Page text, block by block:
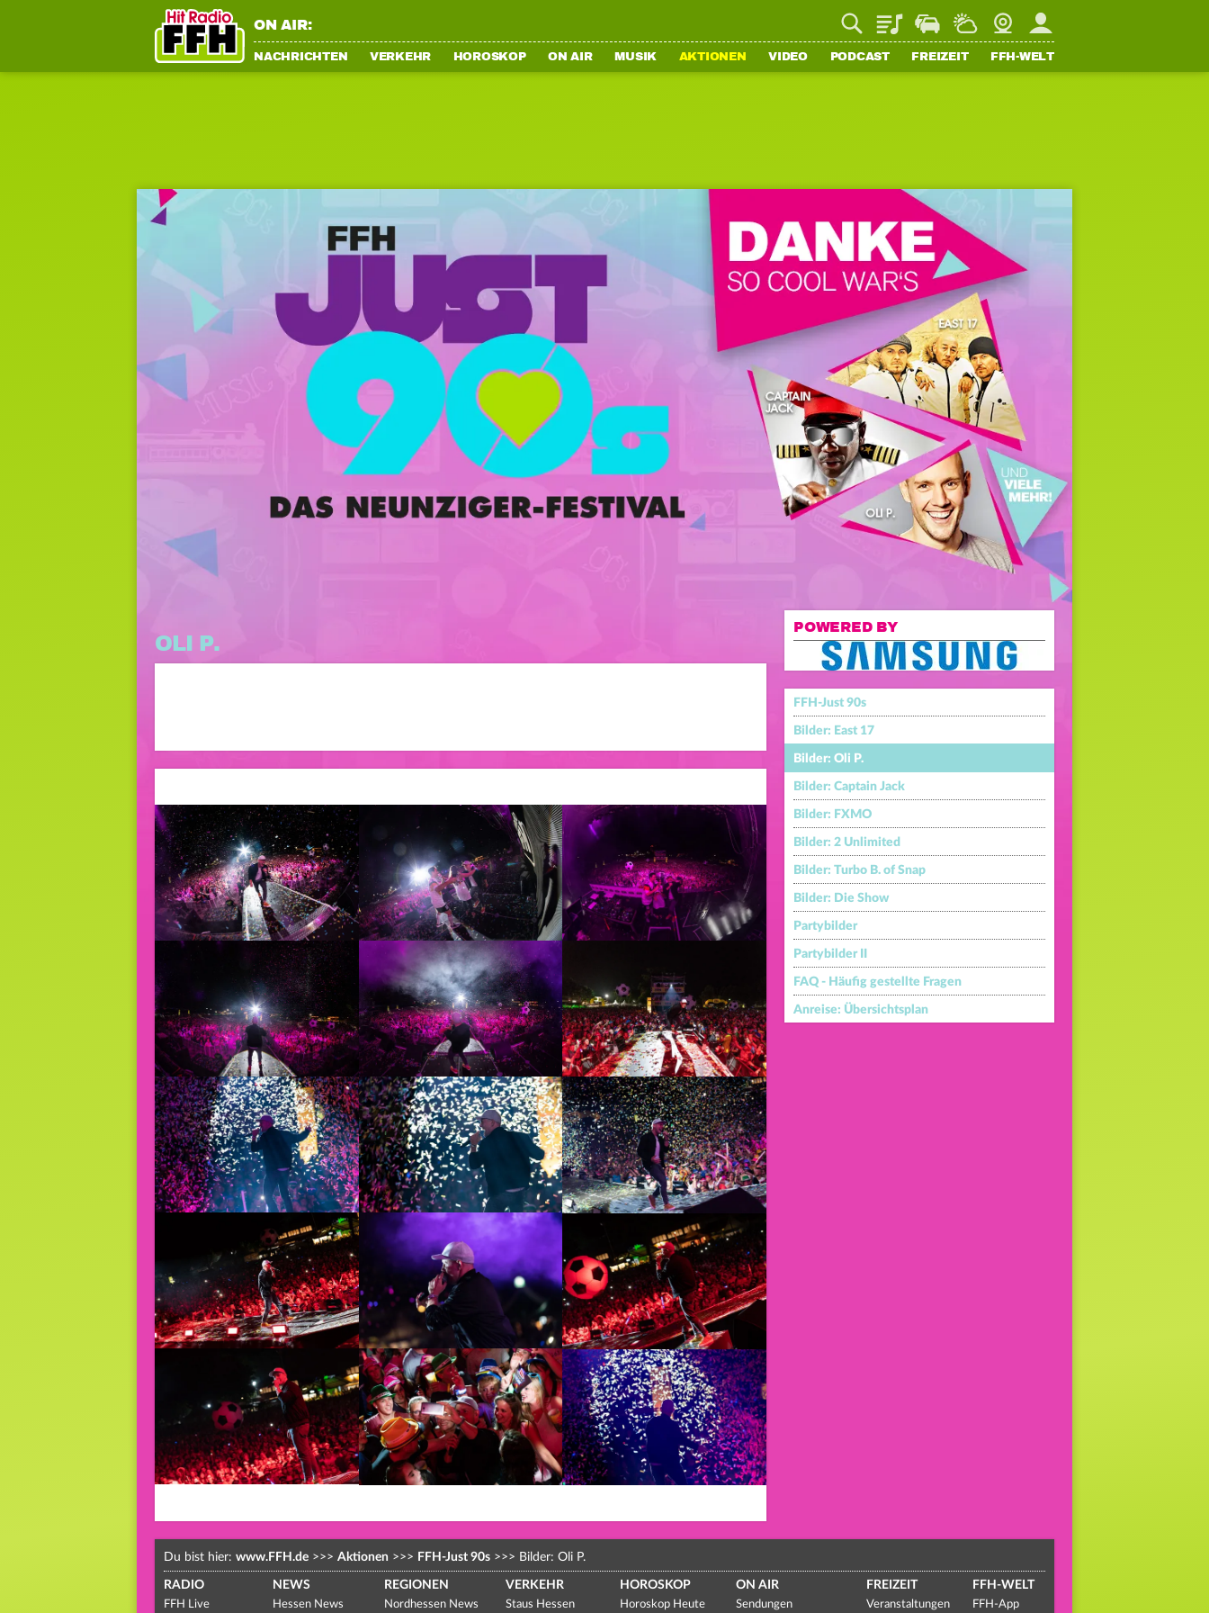
ON AIR: PlaylistStaupilotWetterWebcamMein FFH
NACHRICHTEN VERKEHR HOROSKOP ON AIR MUSIK AKTIONEN VIDEO PODCAST FREIZEIT FFH-WELT
OLI P.
POWERED BY
FFH-Just 90s
Bilder: East 17
Bilder: Oli P.
Bilder: Captain Jack
Bilder: FXMO
Bilder: 2 Unlimited
Bilder: Turbo B. of Snap
Bilder: Die Show
Partybilder
Partybilder II
FAQ - Häufig gestellte Fragen
Anreise: Übersichtsplan
Du bist hier: www.FFH.de >>> Aktionen >>> FFH-Just 90s >>> Bilder: Oli P.
RADIO
FFH Live
NEWS
Hessen News
REGIONEN
Nordhessen News
VERKEHR
Staus Hessen
HOROSKOP
Horoskop Heute
ON AIR
Sendungen
FREIZEIT
Veranstaltungen
FFH-WELT
FFH-App